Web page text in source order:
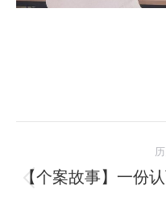
章
【个案故事】一份